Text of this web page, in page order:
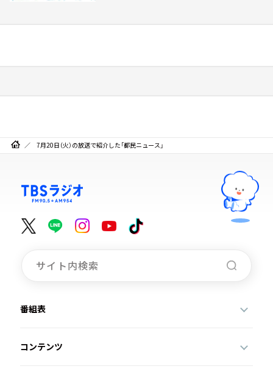
7月20日（火）の放送で紹介した「都民ニュース」
番組表
コンテンツ